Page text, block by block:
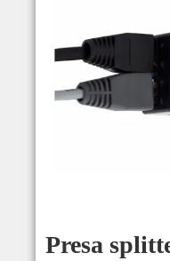
Presa